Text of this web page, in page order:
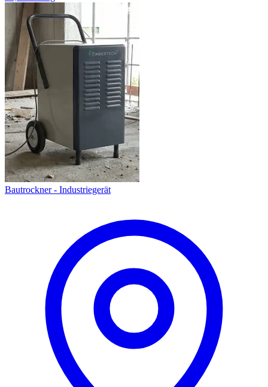
Bautrockner - Industriegerät